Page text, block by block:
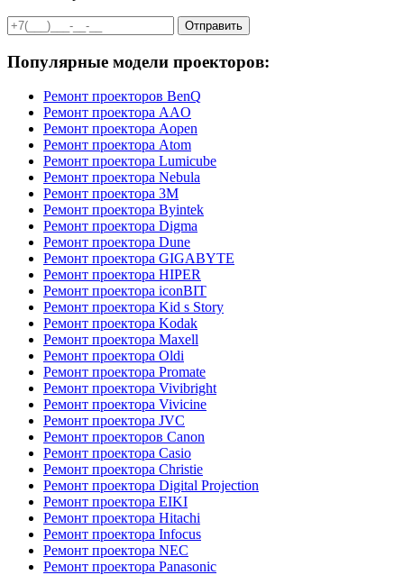
Отправить
Популярные модели проекторов:
Ремонт проекторов BenQ
Ремонт проектора AAO
Ремонт проектора Aopen
Ремонт проектора Atom
Ремонт проектора Lumicube
Ремонт проектора Nebula
Ремонт проектора 3M
Ремонт проектора Byintek
Ремонт проектора Digma
Ремонт проектора Dune
Ремонт проектора GIGABYTE
Ремонт проектора HIPER
Ремонт проектора iconBIT
Ремонт проектора Kid s Story
Ремонт проектора Kodak
Ремонт проектора Maxell
Ремонт проектора Oldi
Ремонт проектора Promate
Ремонт проектора Vivibright
Ремонт проектора Vivicine
Ремонт проектора JVC
Ремонт проекторов Canon
Ремонт проектора Casio
Ремонт проектора Christie
Ремонт проектора Digital Projection
Ремонт проектора EIKI
Ремонт проектора Hitachi
Ремонт проектора Infocus
Ремонт проектора NEC
Ремонт проектора Panasonic